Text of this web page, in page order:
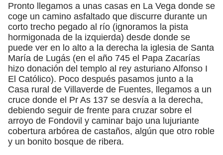
Pronto llegamos a unas casas en La Vega donde se
coge un camino asfaltado que discurre durante un
corto trecho pegado al río (ignoramos la pista
hormigonada de la izquierda) desde donde se
puede ver en lo alto a la derecha la iglesia de Santa
María de Lugás (en el año 745 el Papa Zacarías
hizo donación del templo al rey asturiano Alfonso I
El Católico). Poco después pasamos junto a la
Casa rural de Villaverde de Fuentes, llegamos a un
cruce donde el Pr As 137 se desvía a la derecha,
debiendo seguir de frente para cruzar sobre el
arroyo de Fondovil y caminar bajo una lujuriante
cobertura arbórea de castaños, algún que otro roble
y un bonito bosque de ribera.